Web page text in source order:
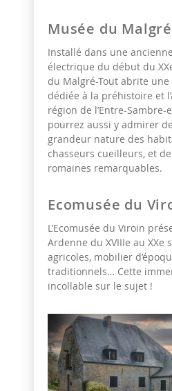
Musée du
Installé dans une
électrique du début du
du Malgré-Tout abrite
dédiée à la préhistoire et
région de l’Entre-Sambre-
pourrez aussi y admirer
grandeur nature des
chasseurs cueilleurs, et
romaines remarquables.
Ecomusée du
L’Ecomusée du Viroin
Ardenne du XVIIIe au XXe
agricoles, mobilier
traditionnels… Cette
incollable sur le sujet !